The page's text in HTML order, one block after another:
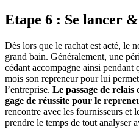
Etape 6 : Se lancer
Dès lors que le rachat est acté, le
grand bain. Généralement, une
cédant accompagne ainsi pendant
mois son repreneur pour lui
l’entreprise. Le passage de relais
gage de réussite pour le
rencontre avec les fournisseurs
prendre le temps de tout analyser